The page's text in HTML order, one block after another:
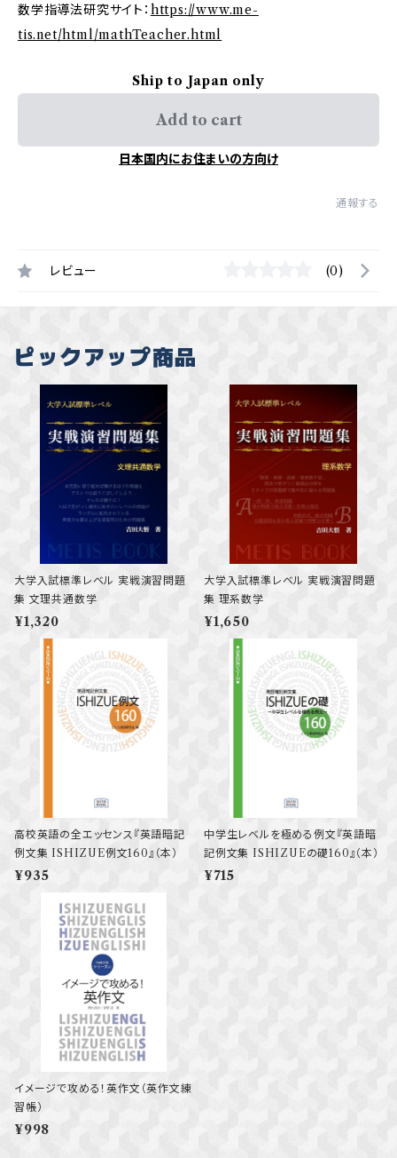
数学指導法研究サイト： https://www.me-
tis.net/html/mathTeacher.html
Ship to Japan only
Add to cart
日本国内にお住まいの方向け
通報する
レビュー (0)
ピックアップ商品
大学入試標準レベル 実戦演習問題
集 文理共通数学
¥1,320
大学入試標準レベル 実戦演習問題
集 理系数学
¥1,650
高校英語の全エッセンス『英語暗記
例文集 ISHIZUE例文160』（本）
¥935
中学生レベルを極める例文『英語暗
記例文集 ISHIZUEの礎160』（本）
¥715
イメージで攻める！英作文（英作文練
習帳）
¥998